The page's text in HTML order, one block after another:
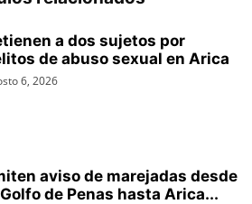
a dos sujetos por
de abuso sexual en Arica
6, 2026
aviso de marejadas desde
de Penas hasta Arica...